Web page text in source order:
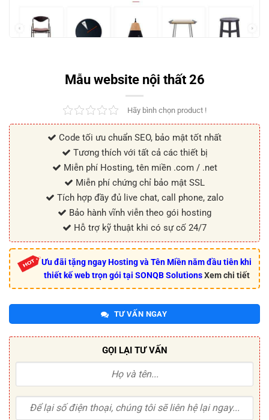
Mẫu website nội thất 26
Hãy bình chọn product !
Code tối ưu chuẩn SEO, bảo mật tốt nhất
Tương thích với tất cả các thiết bị
Miễn phí Hosting, tên miền .com / .net
Miễn phí chứng chỉ bảo mật SSL
Tích hợp đầy đủ live chat, call phone, zalo
Bảo hành vĩnh viễn theo gói hosting
Hỗ trợ kỹ thuật khi có sự cố 24/7
Ưu đãi tặng ngay Hosting và Tên Miền năm đầu tiên khi
thiết kế web trọn gói tại SONQB SolutionsXem chi tiết
TƯ VẤN NGAY
GỌI LẠI TƯ VẤN